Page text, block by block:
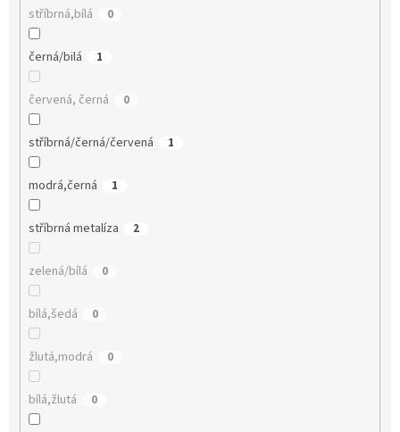
stříbrná,bílá 0
černá/bilá 1
červená, černá 0
stříbrná/černá/červená 1
modrá,černá 1
stříbrná metalíza 2
zelená/bílá 0
bílá,šedá 0
žlutá,modrá 0
bílá,žlutá 0